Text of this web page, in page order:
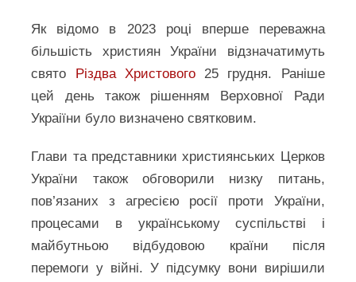
Як відомо в 2023 році вперше переважна
більшість християн України відзначатимуть
свято Різдва Христового25 грудня. Раніше
цей день також рішенням Верховної Ради
Украіїни було визначено святковим.
Глави та представники християнських Церков
України також обговорили низку питань,
пов’язаних з агресією росії проти України,
процесами в українському суспільстві і
майбутньою відбудовою країни після
перемоги у війні. У підсумку вони вирішили